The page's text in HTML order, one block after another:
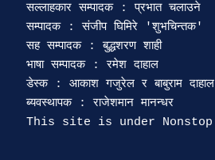
सल्लाहकार सम्पादक : प्रभात चलाउने
सम्पादक : संजीप घिमिरे 'शुभचिन्तक'
सह सम्पादक : बुद्धशरण शाही
भाषा सम्पादक : रमेश दाहाल
डेस्क : आकाश गजुरेल र बाबुराम दाहाल
ब्यवस्थापक : राजेशमान मानन्धर